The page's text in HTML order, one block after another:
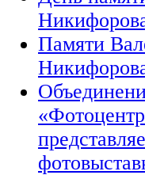
Памяти